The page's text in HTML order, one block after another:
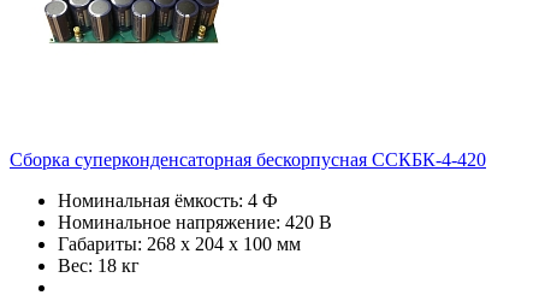
Сборка суперконденсаторная бескорпусная ССКБК-4-420
Номинальная ёмкость: 4 Ф
Номинальное напряжение: 420 В
Габариты: 268 х 204 х 100 мм
Вес: 18 кг